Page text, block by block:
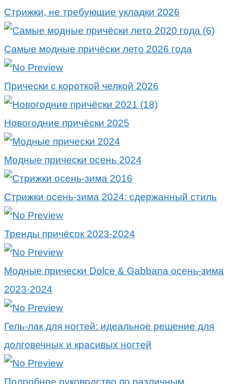
Стрижки, не требующие укладки 2026
Самые модные причёски лето 2026 года
Прически с короткой челкой 2026
Новогодние причёски 2025
Модные прически осень 2024
Стрижки осень-зима 2024: сдержанный стиль
Тренды причёсок 2023-2024
Модные прически Dolce & Gabbana осень-зима
2023-2024
Гель-лак для ногтей: идеальное решение для
долговечных и красивых ногтей
Подробное руководство по различным